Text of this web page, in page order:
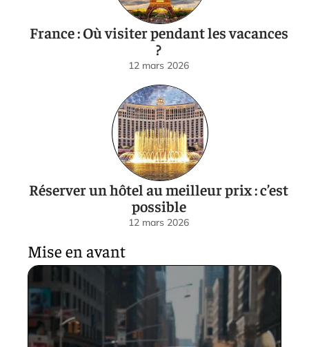
France : Où visiter pendant les vacances
?
12 mars 2026
Réserver un hôtel au meilleur prix : c’est
possible
12 mars 2026
Mise en avant